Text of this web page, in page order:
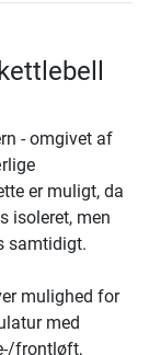
- omgivet af
er muligt, da
isoleret, men
samtidigt.
mulighed for
med
frontløft,